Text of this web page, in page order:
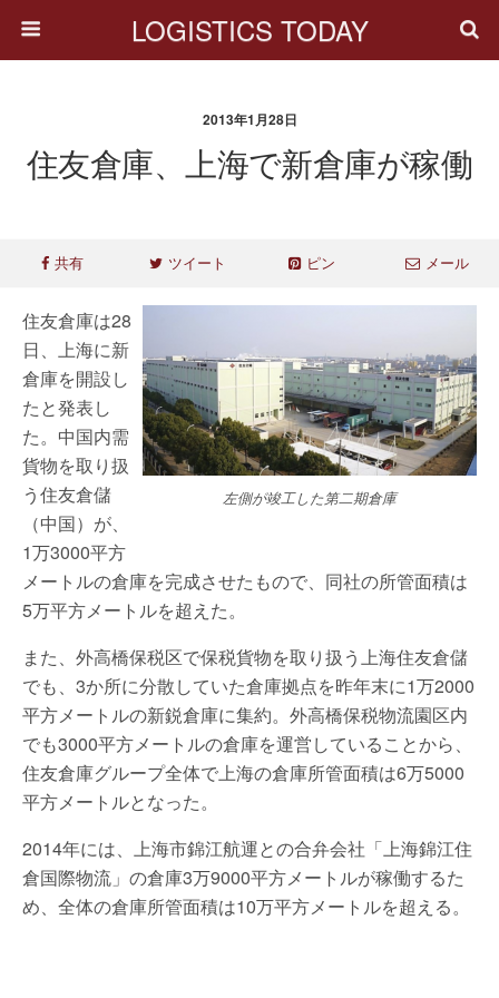
LOGISTICS TODAY
2013年1月28日
住友倉庫、上海で新倉庫が稼働
共有 ツイート ピン メール
左側が竣工した第二期倉庫
住友倉庫は28
日、上海に新
倉庫を開設し
たと発表し
た。中国内需
貨物を取り扱
う住友倉儲
（中国）が、
1万3000平方
メートルの倉庫を完成させたもので、同社の所管面積は
5万平方メートルを超えた。
また、外高橋保税区で保税貨物を取り扱う上海住友倉儲
でも、3か所に分散していた倉庫拠点を昨年末に1万2000
平方メートルの新鋭倉庫に集約。外高橋保税物流園区内
でも3000平方メートルの倉庫を運営していることから、
住友倉庫グループ全体で上海の倉庫所管面積は6万5000
平方メートルとなった。
2014年には、上海市錦江航運との合弁会社「上海錦江住
倉国際物流」の倉庫3万9000平方メートルが稼働するた
め、全体の倉庫所管面積は10万平方メートルを超える。